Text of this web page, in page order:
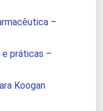
–
práticas –
Koogan